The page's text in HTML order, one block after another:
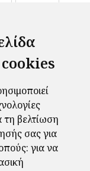
cookies
βελτίωση
σας για
για να
φίλαθλοι
μπουρ